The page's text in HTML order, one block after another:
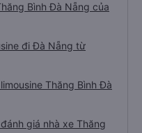
Bình Đà Nẵng của
đi Đà Nẵng từ
Thăng Bình Đà
giá nhà xe Thăng